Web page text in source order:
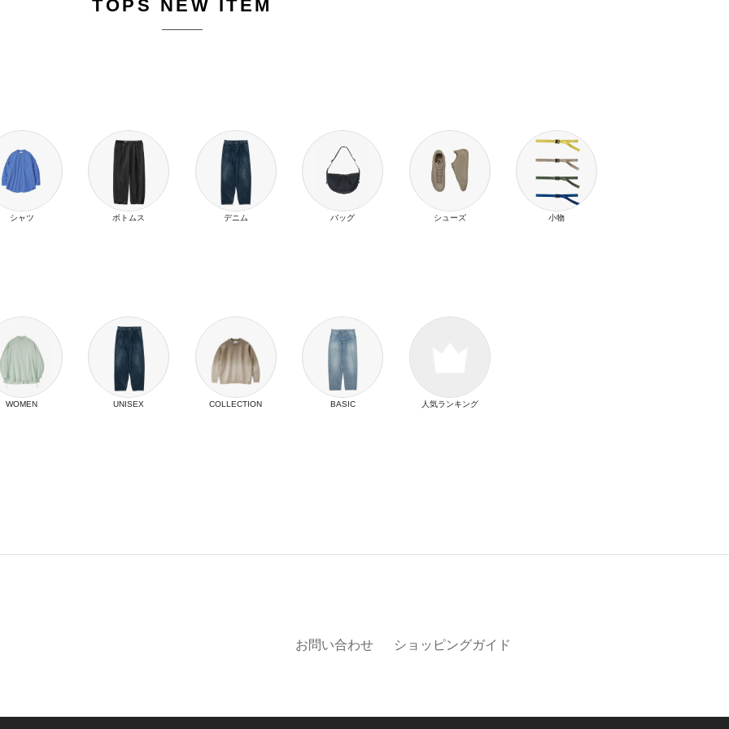
TOPS NEW ITEM
シャツ ボトムス デニム バッグ シューズ 小物
WOMEN UNISEX COLLECTION BASIC 人気ランキング
お問い合わせ ショッピングガイド